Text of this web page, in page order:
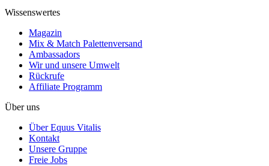
Wissenswertes
Magazin
Mix & Match Palettenversand
Ambassadors
Wir und unsere Umwelt
Rückrufe
Affiliate Programm
Über uns
Über Equus Vitalis
Kontakt
Unsere Gruppe
Freie Jobs